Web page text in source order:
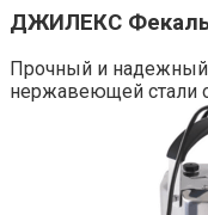
ДЖИЛЕКС
Прочный и надежный
нержавеющей стали